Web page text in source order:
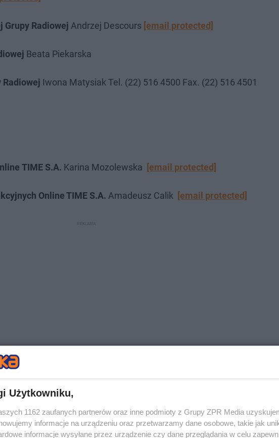
Radiowej Andrzej Descours [email protected]
Beata Piekarska
Radiowej Iwona Matysiak Tel. (22) 516 4500 Fax. (22) 516 4501
TIME S.A. Karina Mozolewska [email protected]
Online TIME S.A. Amadeusz Calik [email protected]
Użytkowniku,
1162 zaufanych partnerów oraz inne podmioty z Grupy ZPR Media
informacje na urządzeniu oraz przetwarzamy dane osobowe, takie jak
informacje wysyłane przez urządzenie czy dane przeglądania w celu